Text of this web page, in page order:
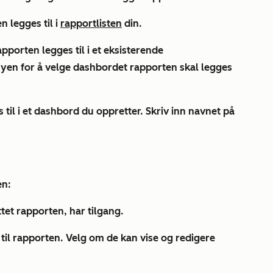
legges til i rapportlisten din.
legges til i et eksisterende
for å velge dashbordet rapporten skal legges
til i et dashbord du oppretter. Skriv inn navnet på
rapporten, har tilgang.
rapporten. Velg om de kan vise og redigere